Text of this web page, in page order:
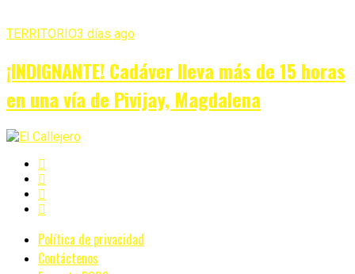
TERRITORIO3 días ago
¡INDIGNANTE! Cadáver lleva más de 15 horas
en una vía de Pivijay, Magdalena
Política de privacidad
Contáctenos